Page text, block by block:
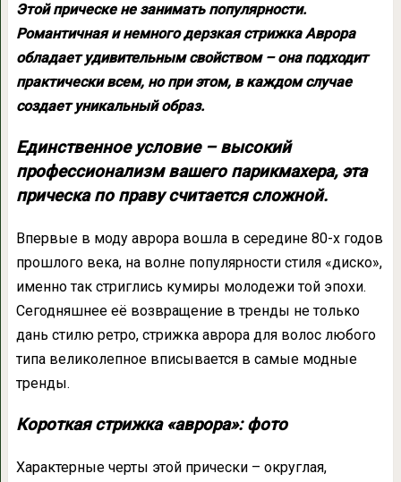
Этой прическе не занимать популярности.
Романтичная и немного дерзкая стрижка Аврора
обладает удивительным свойством – она подходит
практически всем, но при этом, в каждом случае
создает уникальный образ.
Единственное условие – высокий
профессионализм вашего парикмахера, эта
прическа по праву считается сложной.
Впервые в моду аврора вошла в середине 80-х годов
прошлого века, на волне популярности стиля «диско»,
именно так стриглись кумиры молодежи той эпохи.
Сегодняшнее её возвращение в тренды не только
дань стилю ретро, стрижка аврора для волос любого
типа великолепное вписывается в самые модные
тренды.
Короткая стрижка «аврора»: фото
Характерные черты этой прически – округлая,